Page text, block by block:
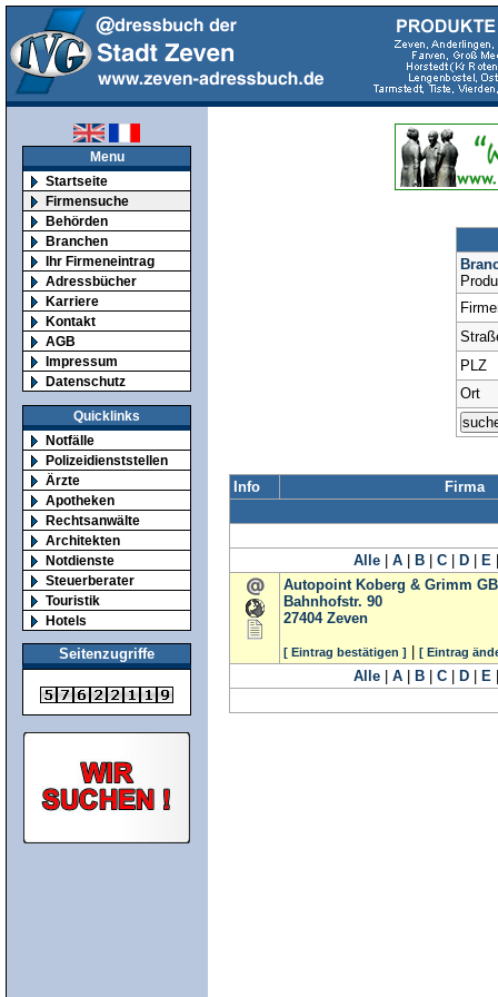
Menu
Startseite
Firmensuche
Behörden
Branchen
Ihr Firmeneintrag
Adressbücher
Karriere
Kontakt
AGB
Impressum
Datenschutz
Quicklinks
Notfälle
Polizeidienststellen
Ärzte
Apotheken
Rechtsanwälte
Architekten
Notdienste
Steuerberater
Touristik
Hotels
Seitenzugriffe
PLZ
Ort
Info Firma
Alle A B C D E
Autopoint Koberg & Grimm
Bahnhofstr. 90
27404 Zeven
[ Eintrag bestätigen ] [ Eintrag
Alle A B C D E